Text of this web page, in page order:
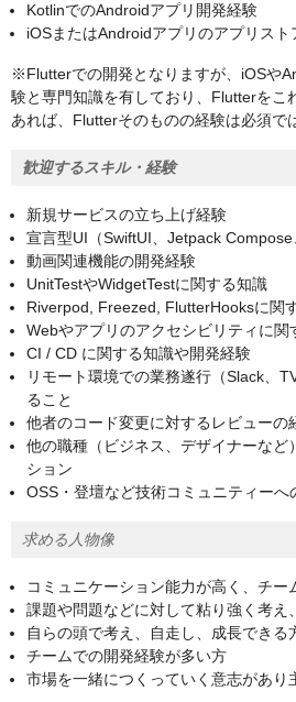
KotlinでのAndroidアプリ開発経験
iOSまたはAndroidアプリのアプリス
※Flutterでの開発となりますが、iOSや
験と専門知識を有しており、Flutterをこ
あれば、Flutterそのものの経験は必須で
歓迎するスキル・経験
新規サービスの立ち上げ経験
宣言型UI（SwiftUI、Jetpack
動画関連機能の開発経験
UnitTestやWidgetTestに関する知識
Riverpod, Freezed, FlutterHooksに関
Webやアプリのアクセシビリティに関
CI / CD に関する知識や開発経験
リモート環境での業務遂行（Slack、
ること
他者のコード変更に対するレビューの
他の職種（ビジネス、デザイナーなど
ション
OSS・登壇など技術コミュニティーへ
求める人物像
コミュニケーション能力が高く、チー
課題や問題などに対して粘り強く考え
自らの頭で考え、自走し、成長できる
チームでの開発経験が多い方
市場を一緒につくっていく意志があり